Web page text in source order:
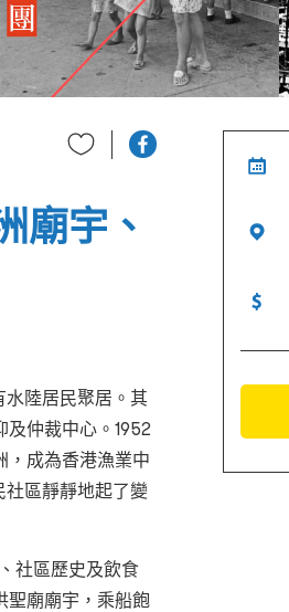
廟宇、
水陸居民聚居。其
仲裁中心。1952
，成為香港漁業中
社區靜靜地起了變
社區歷史及飲食
聖廟廟宇，乘船飽